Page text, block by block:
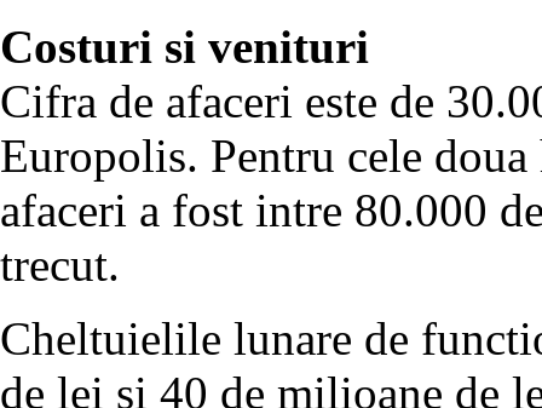
Costuri si venituri
Cifra de afaceri este de
Europolis. Pentru cele
afaceri a fost intre 80.000
trecut.
Cheltuielile lunare de
de lei si 40 de milioane de